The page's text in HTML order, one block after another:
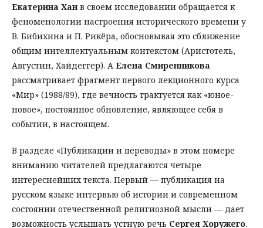
Екатерина Ханв своем исследовании обращается к
феноменологии настроения исторического времени у
В. Бибихина и П. Рикёра, обосновывая это сближение
общим интеллектуальным контекстом (Аристотель,
Августин, Хайдеггер). А Елена Смиренникова
рассматривает фрагмент первого лекционного курса
«Мир» (1988/89), где вечность трактуется как «юное-
новое», постоянное обновление, являющее себя в
событии, в настоящем.
В разделе «Публикации и переводы» в этом номере
вниманию читателей предлагаются четыре
интереснейших текста. Первый — публикация на
русском языке интервью об истории и современном
состоянии отечественной религиозной мысли — дает
возможность услышать устную речь Сергея Хоружего.